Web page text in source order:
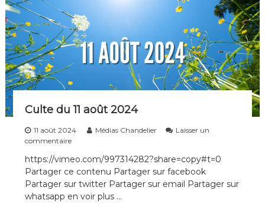
s
i
m
l
c
t
Culte du 11 août 2024
11 août 2024 Médias Chandelier
Laisser un
commentaires
r
C
u
l
https://vimeo.com/997314282?share=copy#t=0
Partager ce contenu Partager sur facebook
Partager sur twitter Partager sur email Partager sur
whatsapp en voir plus …